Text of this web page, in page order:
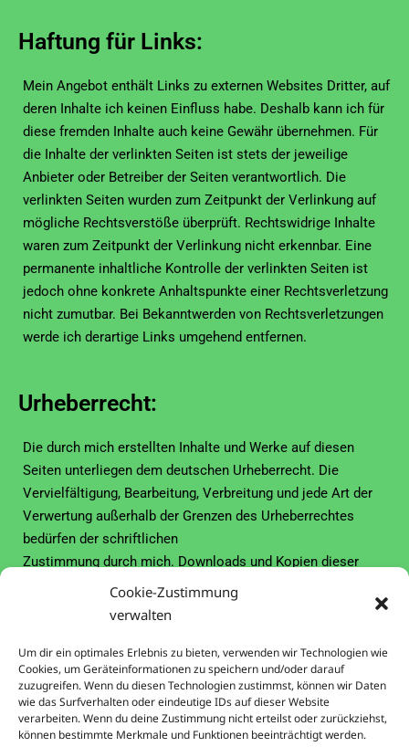
Cookie-Zustimmung
verwalten
Um dir ein optimales Erlebnis zu bieten, verwenden wir Technologien wie
Cookies, um Geräteinformationen zu speichern und/oder darauf
zuzugreifen. Wenn du diesen Technologien zustimmst, können wir Daten
wie das Surfverhalten oder eindeutige IDs auf dieser Website
verarbeiten. Wenn du deine Zustimmung nicht erteilst oder zurückziehst,
können bestimmte Merkmale und Funktionen beeinträchtigt werden.
Haftung für Links:
Mein Angebot enthält Links zu externen Websites Dritter, auf
deren Inhalte ich keinen Einfluss habe. Deshalb kann ich für
diese fremden Inhalte auch keine Gewähr übernehmen. Für
die Inhalte der verlinkten Seiten ist stets der jeweilige
Anbieter oder Betreiber der Seiten verantwortlich. Die
verlinkten Seiten wurden zum Zeitpunkt der Verlinkung auf
mögliche Rechtsverstöße überprüft. Rechtswidrige Inhalte
waren zum Zeitpunkt der Verlinkung nicht erkennbar. Eine
permanente inhaltliche Kontrolle der verlinkten Seiten ist
jedoch ohne konkrete Anhaltspunkte einer Rechtsverletzung
nicht zumutbar. Bei Bekanntwerden von Rechtsverletzungen
werde ich derartige Links umgehend entfernen.
Urheberrecht:
Die durch mich erstellten Inhalte und Werke auf diesen
Seiten unterliegen dem deutschen Urheberrecht. Die
Vervielfältigung, Bearbeitung, Verbreitung und jede Art der
Verwertung außerhalb der Grenzen des Urheberrechtes
bedürfen der schriftlichen
Zustimmung durch mich. Downloads und Kopien dieser
Seiten sind nur für den privaten, nicht kommerziellen
wurden, werden die Urheberrechte Dritter beachtet.
Insbesondere werden Inhalte Dritter als solche
gekennzeichnet. Sollten Sie trotzdem auf eine
Urheberrechtsverletzung aufmerksam werden, bitte ich um